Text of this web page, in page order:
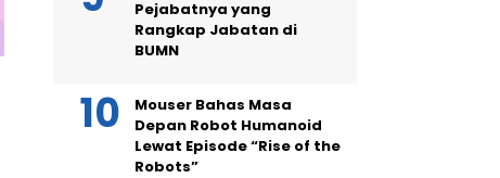
Pejabatnya yang
Rangkap Jabatan di
BUMN
Mouser Bahas Masa
Depan Robot Humanoid
Lewat Episode “Rise of the
Robots”